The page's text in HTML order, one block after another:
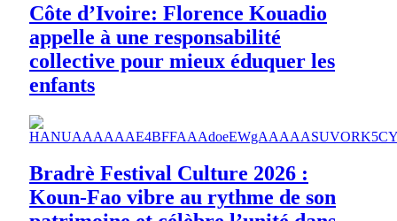
Côte d’Ivoire: Florence Kouadio
appelle à une responsabilité
collective pour mieux éduquer les
enfants
Bradrè Festival Culture 2026 :
Koun-Fao vibre au rythme de son